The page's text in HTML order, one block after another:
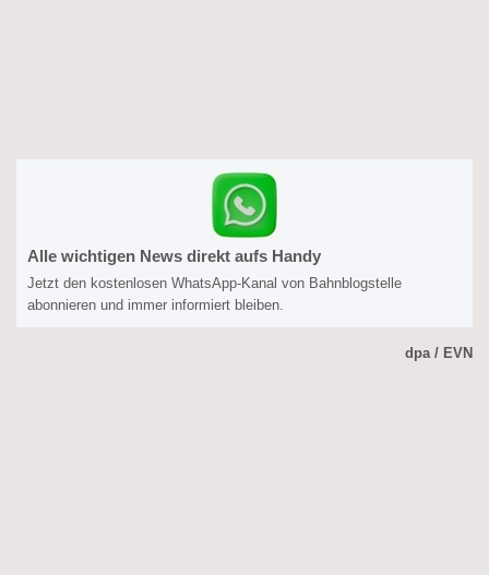
Alle wichtigen News direkt aufs Handy
Jetzt den kostenlosen WhatsApp-Kanal von Bahnblogstelle
abonnieren und immer informiert bleiben.
dpa / EVN